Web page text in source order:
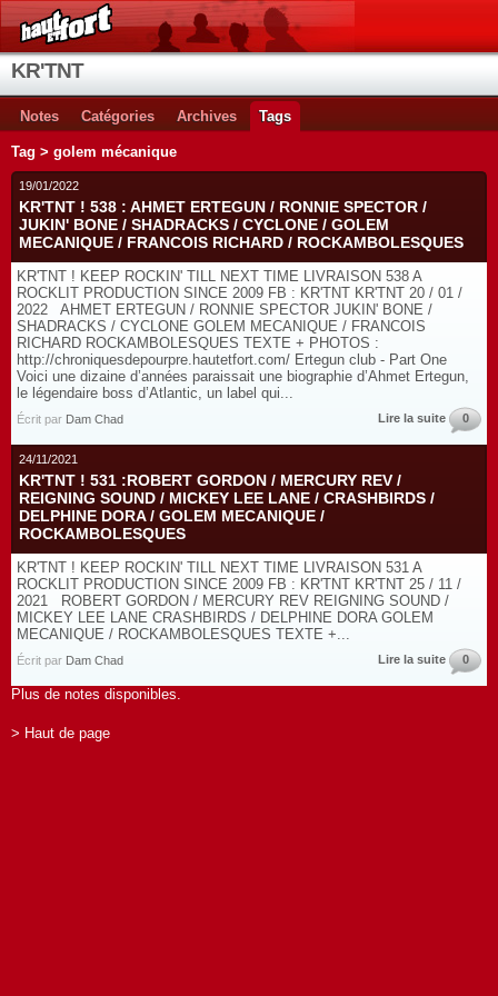
KR'TNT
Notes Catégories Archives Tags
Tag > golem mécanique
19/01/2022
KR'TNT ! 538 : AHMET ERTEGUN / RONNIE SPECTOR /
JUKIN' BONE / SHADRACKS / CYCLONE / GOLEM
MECANIQUE / FRANCOIS RICHARD / ROCKAMBOLESQUES
KR'TNT ! KEEP ROCKIN' TILL NEXT TIME LIVRAISON 538 A
ROCKLIT PRODUCTION SINCE 2009 FB : KR'TNT KR'TNT 20 / 01 /
2022 AHMET ERTEGUN / RONNIE SPECTOR JUKIN' BONE /
SHADRACKS / CYCLONE GOLEM MECANIQUE / FRANCOIS
RICHARD ROCKAMBOLESQUES TEXTE + PHOTOS :
http://chroniquesdepourpre.hautetfort.com/ Ertegun club - Part One
Voici une dizaine d’années paraissait une biographie d’Ahmet Ertegun,
le légendaire boss d’Atlantic, un label qui...
Écrit par Dam Chad Lire la suite 0
24/11/2021
KR'TNT ! 531 :ROBERT GORDON / MERCURY REV /
REIGNING SOUND / MICKEY LEE LANE / CRASHBIRDS /
DELPHINE DORA / GOLEM MECANIQUE /
ROCKAMBOLESQUES
KR'TNT ! KEEP ROCKIN' TILL NEXT TIME LIVRAISON 531 A
ROCKLIT PRODUCTION SINCE 2009 FB : KR'TNT KR'TNT 25 / 11 /
2021 ROBERT GORDON / MERCURY REV REIGNING SOUND /
MICKEY LEE LANE CRASHBIRDS / DELPHINE DORA GOLEM
MECANIQUE / ROCKAMBOLESQUES TEXTE +...
Écrit par Dam Chad Lire la suite 0
Plus de notes disponibles.
> Haut de page